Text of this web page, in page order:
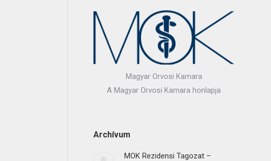
Magyar Orvosi Kamara
A Magyar Orvosi Kamara honlapja
Archívum
MOK Rezidensi Tagozat –